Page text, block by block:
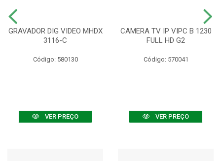
GRAVADOR DIG VIDEO MHDX
3116-C
Código: 580130
VER PREÇO
CAMERA TV IP VIPC B 1230
FULL HD G2
Código: 570041
VER PREÇO